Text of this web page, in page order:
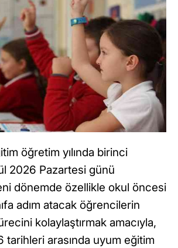
öğretim yılında birinci
2026 Pazartesi günü
dönemde özellikle okul öncesi
adım atacak öğrencilerin
kolaylaştırmak amacıyla,
tarihleri arasında uyum eğitim